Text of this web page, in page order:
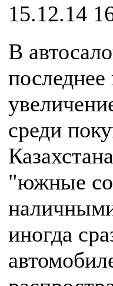
15.12.14
В
среди
"южные
иногда